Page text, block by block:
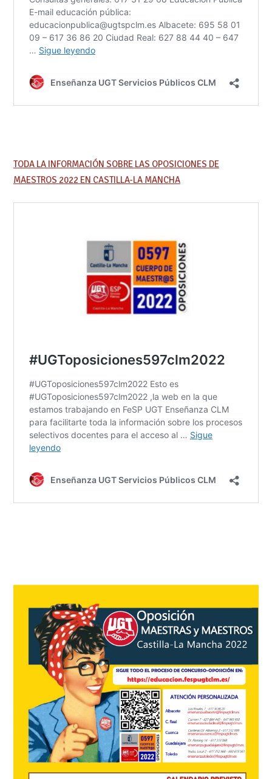
TODA LA INFORMACIÓN SOBRE LAS OPOSICIONES DE
MAESTROS 2022 EN CASTILLA-LA MANCHA